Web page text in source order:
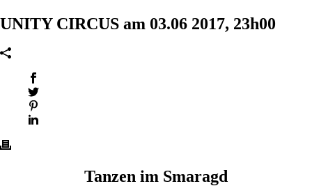
UNITY CIRCUS am 03.06 2017, 23h00
Tanzen im Smaragd